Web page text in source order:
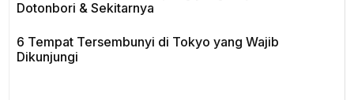
Dotonbori & Sekitarnya
6 Tempat Tersembunyi di Tokyo yang Wajib
Dikunjungi